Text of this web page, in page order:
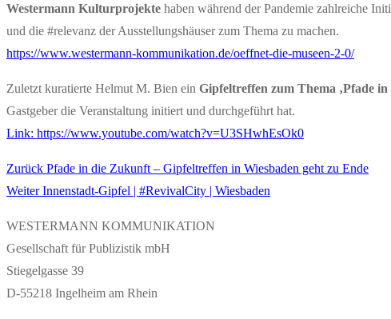
Westermann Kulturprojekte haben während der Pandemie zahlreiche
und die #relevanz der Ausstellungshäuser zum Thema zu machen.
https://www.westermann-kommunikation.de/oeffnet-die-museen-2-0/
Zuletzt kuratierte Helmut M. Bien ein Gipfeltreffen zum Thema ‚Pfade
Gastgeber die Veranstaltung initiert und durchgeführt hat.
Link: https://www.youtube.com/watch?v=U3SHwhEsOk0
Beitragsnavigation
Zurück Vorheriger
Beitrag:
Pfade in die Zukunft – Gipfeltreffen in Wiesbaden geht zu Ende
Weiter Nächster
Innenstadt-Gipfel | #RevivalCity | Wiesbaden
WESTERMANN KOMMUNIKATION
Gesellschaft für Publizistik mbH
Stiegelgasse 39
D-55218 Ingelheim am Rhein